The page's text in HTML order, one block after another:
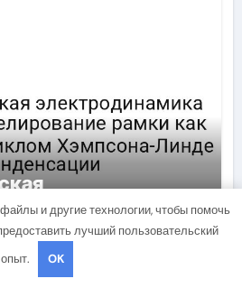
страсти:
рамки как
циклом Хэмпсона-
Апр 16, 2026
и другие технологии, чтобы помочь
лучший пользовательский
опыт.
OK